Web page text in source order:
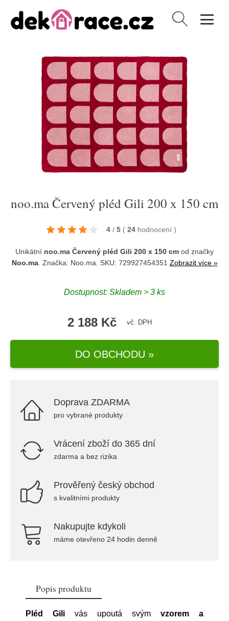
Vyhledávání
noo.ma Červený pléd Gili 200 x 150 cm
4 / 5 ( 24 hodnocení )
Unikátní noo.ma Červený pléd Gili 200 x 150 cm od značky
Noo.ma. Značka: Noo.ma . SKU: 729927454351 Zobrazit více »
Dostupnost: Skladem > 3 ks
2 188 Kč vč. DPH
DO OBCHODU »
Doprava ZDARMA
pro vybrané produkty
Vrácení zboží do 365 dní
zdarma a bez rizika
Prověřený český obchod
s kvalitními produkty
Nakupujte kdykoli
máme otevřeno 24 hodin denně
Popis produktu
Pléd Gili vás upoutá svým vzorem a